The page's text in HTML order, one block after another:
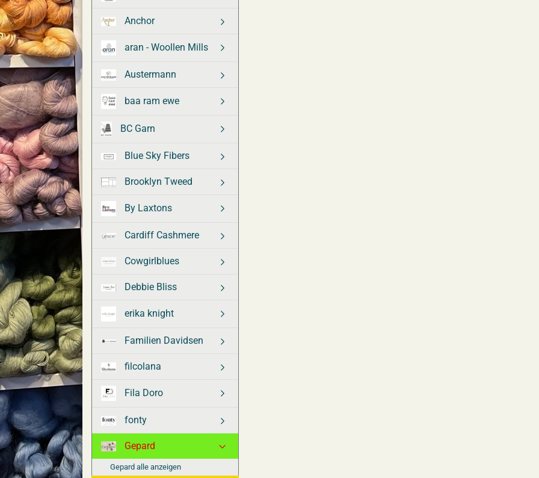
Anchor
aran - Woollen Mills
Austermann
baa ram ewe
BC Garn
Blue Sky Fibers
Brooklyn Tweed
By Laxtons
Cardiff Cashmere
Cowgirlblues
Debbie Bliss
erika knight
Familien Davidsen
filcolana
Fila Doro
fonty
Gepard
Gepard alle anzeigen